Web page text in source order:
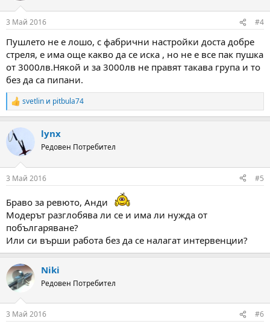
3 Май 2016 #4
Пушлето не е лошо, с фабрични настройки доста добре
стреля, е има още какво да се иска , но не е все пак пушка
от 3000лв.Някой и за 3000лв не правят такава група и то
без да са пипани.
R
e
c
t
i
s
svetlin и pitbula74
lynx
Редовен Потребител
3 Май 2016 #5
Браво за ревюто, Анди
Модерът разглобява ли се и има ли нужда от
побългаряване?
Или си върши работа без да се налагат интервенции?
Niki
Редовен Потребител
3 Май 2016 #6